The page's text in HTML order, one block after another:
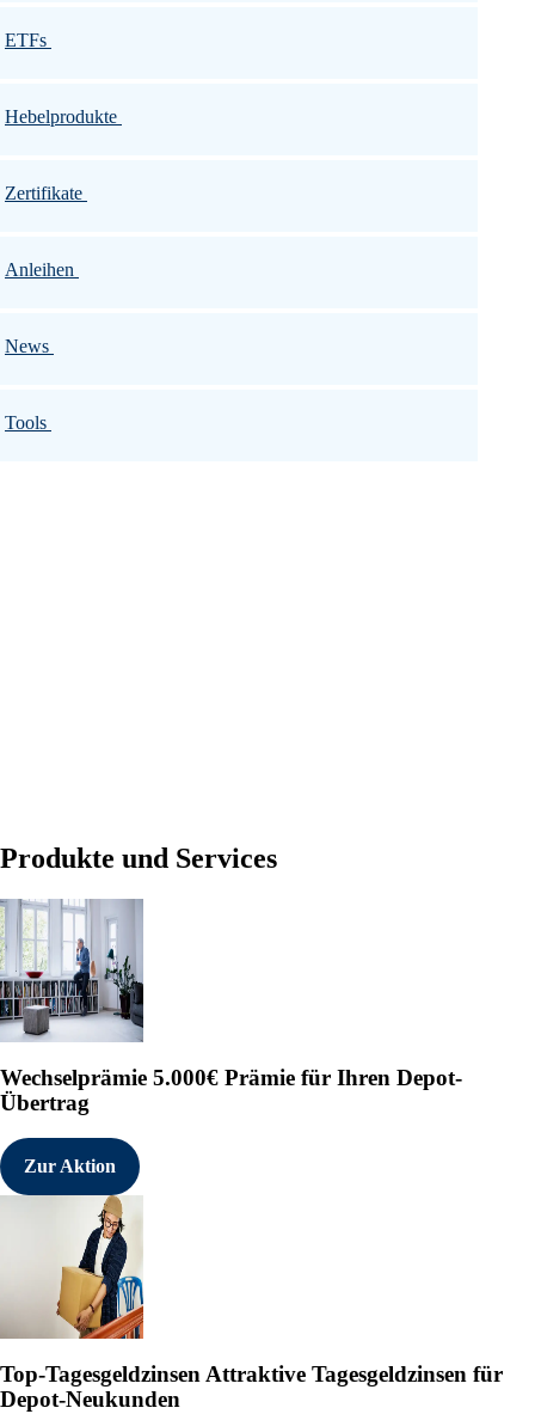
ETFs
Hebelprodukte
Zertifikate
Anleihen
News
Tools
Produkte und Services
Wechselprämie 5.000€ Prämie für Ihren Depot-
Übertrag
Zur Aktion
Top-Tagesgeldzinsen Attraktive Tagesgeldzinsen für
Depot-Neukunden